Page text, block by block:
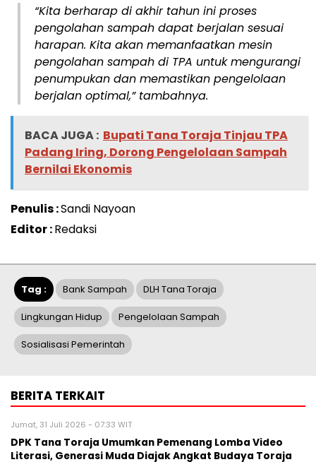
“Kita berharap di akhir tahun ini proses
pengolahan sampah dapat berjalan sesuai
harapan. Kita akan memanfaatkan mesin
pengolahan sampah di TPA untuk mengurangi
penumpukan dan memastikan pengelolaan
berjalan optimal,” tambahnya.
BACA JUGA : Bupati Tana Toraja Tinjau TPA
Padang Iring, Dorong Pengelolaan Sampah
Bernilai Ekonomis
Penulis :Sandi Nayoan
Editor :Redaksi
Tag : Bank Sampah DLH Tana Toraja
Lingkungan Hidup Pengelolaan Sampah
Sosialisasi Pemerintah
BERITA TERKAIT
Jumat, 31 Juli 2026 - 07:33 WIT
DPK Tana Toraja Umumkan Pemenang Lomba Video
Literasi, Generasi Muda Diajak Angkat Budaya Toraja